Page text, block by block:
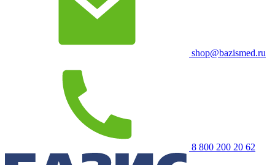
shop@bazismed.ru
8 800 200 20 62